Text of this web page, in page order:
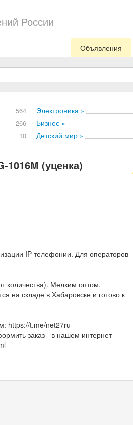
России
Объявления
564 Электроника »
266 Бизнес »
10 Детский мир »
(уценка)
IP-телефонии. Для операторов
количества). Мелким оптом.
на складе в Хабаровске и готово к
https://t.me/net27ru
заказ - в нашем интернет-